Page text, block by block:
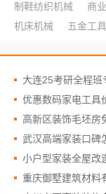
制鞋纺织机械
商
机床机械
五金工具
大连25考研全程
武汉高端家装口碑